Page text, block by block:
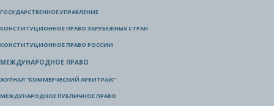
ГОСУДАРСТВЕННОЕ УПРАВЛЕНИЕ
КОНСТИТУЦИОННОЕ ПРАВО ЗАРУБЕЖНЫХ СТРАН
КОНСТИТУЦИОННОЕ ПРАВО РОССИИ
МЕЖДУНАРОДНОЕ ПРАВО
ЖУРНАЛ "КОММЕРЧЕСКИЙ АРБИТРАЖ"
МЕЖДУНАРОДНОЕ ПУБЛИЧНОЕ ПРАВО